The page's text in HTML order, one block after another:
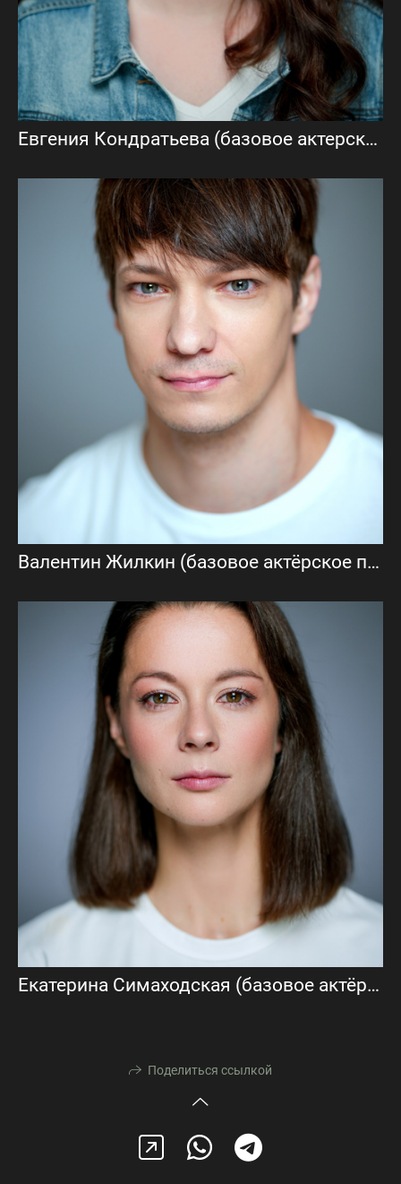
Евгения Кондратьева (базовое актерское портфолио)
Валентин Жилкин (базовое актёрское портфолио)
Екатерина Симаходская (базовое актёрское портфолио)
Поделиться ссылкой